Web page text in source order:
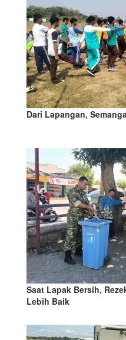
Dari Lapangan,
Saat Lapak Bersih,
Lebih Baik